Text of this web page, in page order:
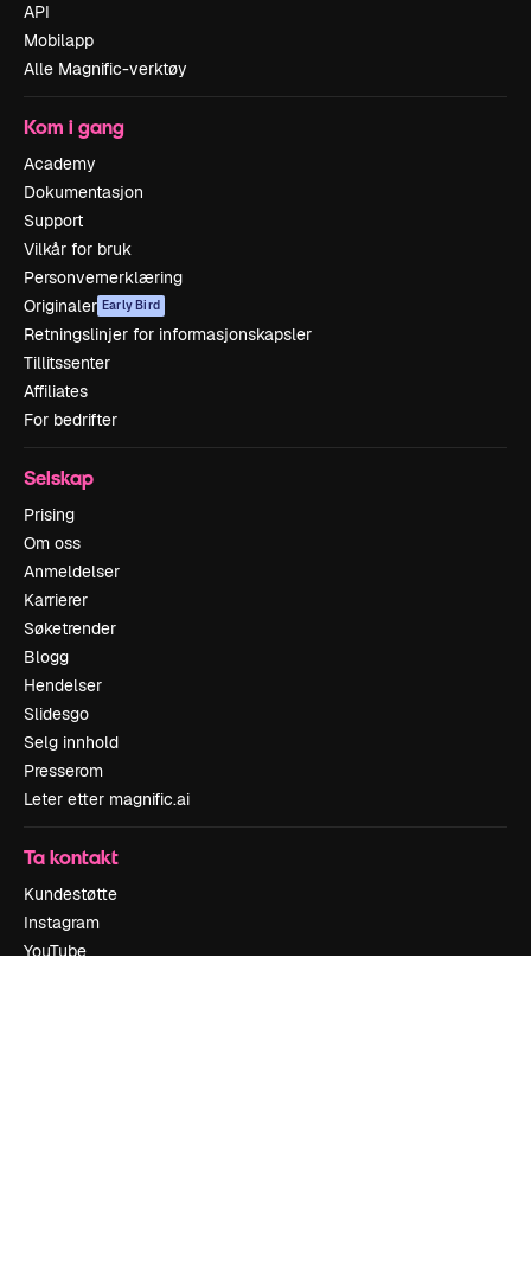
API
Mobilapp
Alle Magnific-verktøy
Kom i gang
Academy
Dokumentasjon
Support
Vilkår for bruk
Personvernerklæring
Originaler Early Bird
Retningslinjer for informasjonskapsler
Tillitssenter
Affiliates
For bedrifter
Selskap
Prising
Om oss
Anmeldelser
Karrierer
Søketrender
Blogg
Hendelser
Slidesgo
Selg innhold
Presserom
Leter etter magnific.ai
Ta kontakt
Kundestøtte
Instagram
YouTube